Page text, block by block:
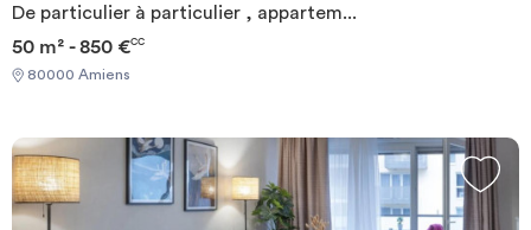
De particulier à particulier , appartem...
50 m² - 850 €CC
80000 Amiens